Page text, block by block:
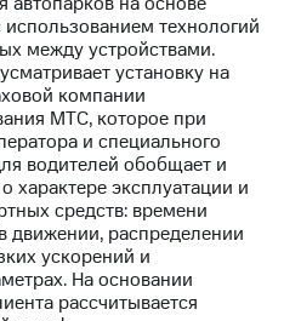
технологий
между устройствами.
установку на
компании
МТС, которое при
и специального
водителей обобщает и
эксплуатации и
средств: времени
движении, распределении
ускорений и
На основании
рассчитывается